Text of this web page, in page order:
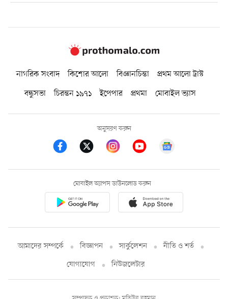
নাগরিক সংবাদ কিশোর আলো বিজ্ঞানচিন্তা
প্রথম আলো ট্রাস্ট
বন্ধুসভা
চিরন্তন ১৯৭১ ইপেপার প্রথমা মোবাইল ভ্যাস
অনুসরণ করুন
মোবাইল অ্যাপস ডাউনলোড করুন
আমাদের সম্পর্কে বিজ্ঞাপন সার্কুলেশন
নীতি ও শর্ত
যোগাযোগ
নিউজলেটার